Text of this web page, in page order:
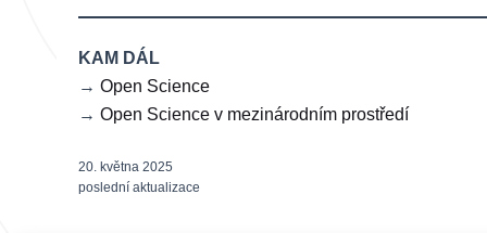
KAM DÁL
→ Open Science
→ Open Science v mezinárodním prostředí
20. května 2025
poslední aktualizace